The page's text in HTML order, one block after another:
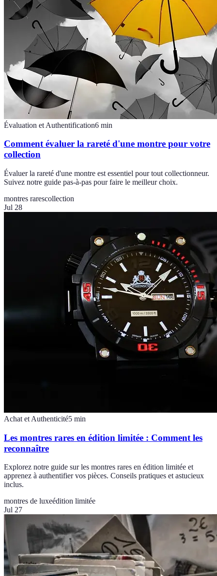
Évaluation et Authentification6 min
Comment évaluer la rareté d'une montre pour votre
collection
Évaluer la rareté d'une montre est essentiel pour tout collectionneur.
Suivez notre guide pas-à-pas pour faire le meilleur choix.
montres rarescollection
Jul 28
Achat et Authenticité5 min
Les montres rares en édition limitée : Comment les
reconnaître
Explorez notre guide sur les montres rares en édition limitée et
apprenez à authentifier vos pièces. Conseils pratiques et astucieux
inclus.
montres de luxeédition limitée
Jul 27